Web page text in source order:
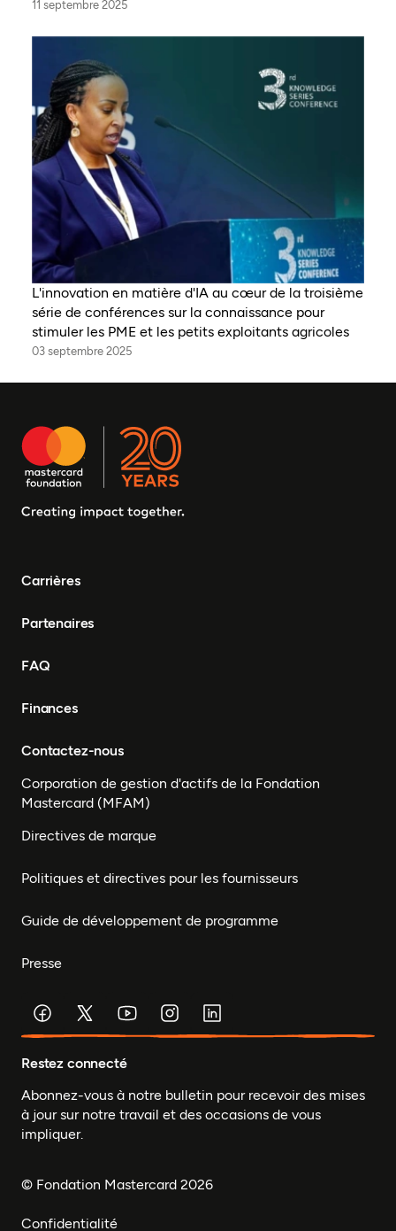
11 septembre 2025
L'innovation en matière d'IA au cœur de la troisième
série de conférences sur la connaissance pour
stimuler les PME et les petits exploitants agricoles
03 septembre 2025
Carrières
Partenaires
FAQ
Finances
Contactez-nous
Corporation de gestion d'actifs de la Fondation
Mastercard (MFAM)
Directives de marque
Politiques et directives pour les fournisseurs
Guide de développement de programme
Presse
Restez connecté
Abonnez-vous à notre bulletin pour recevoir des mises
à jour sur notre travail et des occasions de vous
impliquer.
© Fondation Mastercard 2026
Confidentialité